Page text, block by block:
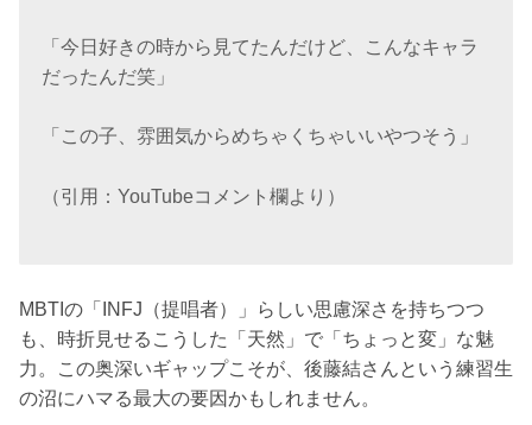
「今日好きの時から見てたんだけど、こんなキャラ
だったんだ笑」
「この子、雰囲気からめちゃくちゃいいやつそう」
（引用：YouTubeコメント欄より）
MBTIの「INFJ（提唱者）」らしい思慮深さを持ちつつ
も、時折見せるこうした「天然」で「ちょっと変」な魅
力。この奥深いギャップこそが、後藤結さんという練習生
の沼にハマる最大の要因かもしれません。